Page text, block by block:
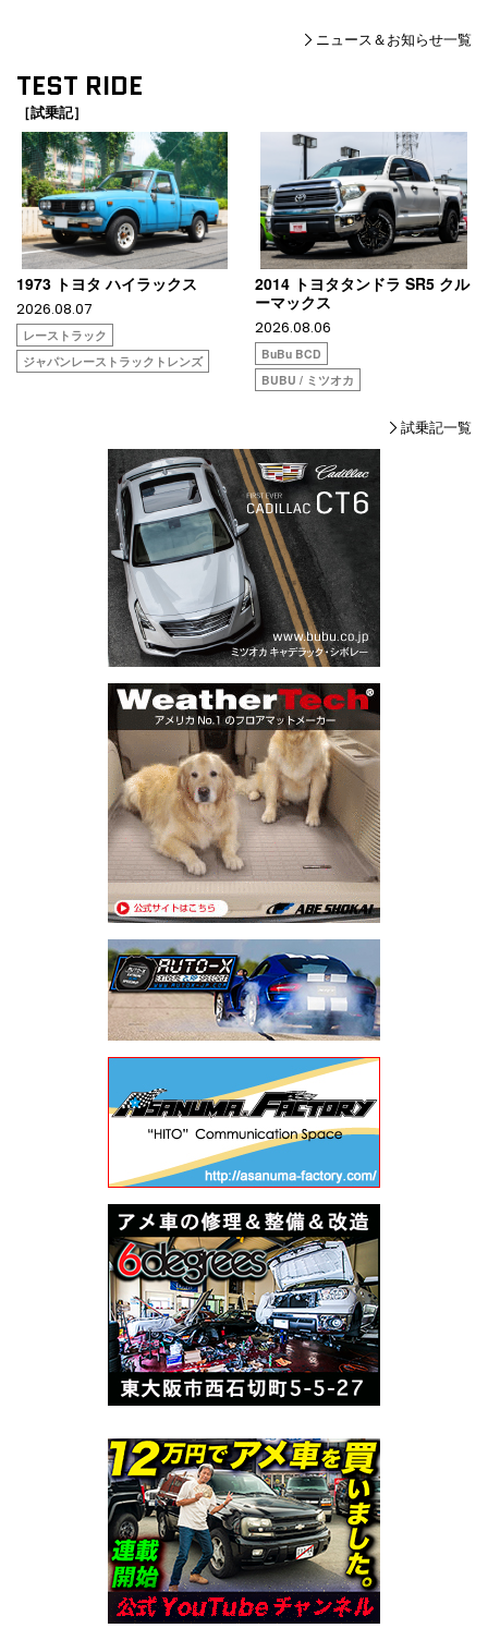
ニュース＆お知らせ一覧
TEST RIDE
［試乗記］
1973 トヨタ ハイラックス
2026.08.07
レーストラック
ジャパンレーストラックトレンズ
2014 トヨタタンドラ SR5 クル
ーマックス
2026.08.06
BuBu BCD
BUBU / ミツオカ
試乗記一覧